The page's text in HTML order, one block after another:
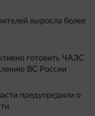
выросла более
готовить ЧАЭС
ВС России
предупредили о